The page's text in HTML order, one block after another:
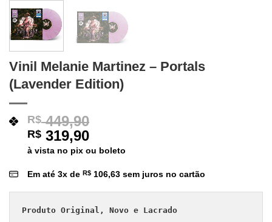
Vinil Melanie Martinez – Portals
(Lavender Edition)
R$449,90
R$ 319,90
à vista no pix ou boleto
Em até 3x de R$ 106,63 sem juros no cartão
Produto Original, Novo e Lacrado